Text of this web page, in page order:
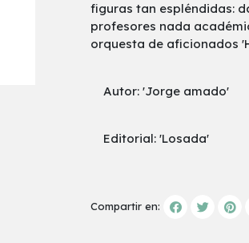
figuras tan espléndidas:
profesores nada
orquesta de aficionados
Autor: 'Jorge amado'
Editorial: 'Losada'
Compartir en: